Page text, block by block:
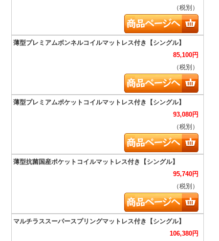
（税別）
85,100円
（税別）
93,080円
（税別）
95,740円
（税別）
106,380円